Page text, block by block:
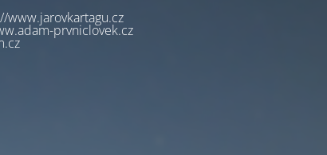
www.jarovkartagu.cz
prvniclovek.cz